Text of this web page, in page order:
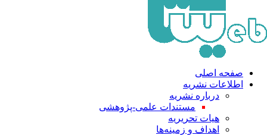
صفحه اصلی
اطلاعات نشریه
درباره نشریه
مستندات علمی-پژوهشی
هیات تحریریه
اهداف و زمینه‌ها